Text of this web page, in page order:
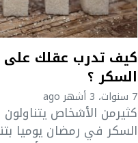
كيف تدرب عقلك على
السكر ؟
7 سنوات، 3 أشهر ago
كثيرمن الأشخاص
السكر في رمضان يوميا